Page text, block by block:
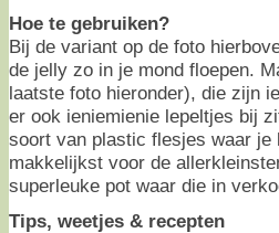
Hoe te gebruiken?
Bij de variant op de foto
de jelly zo in je mond floepen.
laatste foto hieronder), die zijn
er ook ieniemienie lepeltjes bij
soort van plastic flesjes waar
makkelijkst voor de
superleuke pot waar die in
Tips, weetjes & recepten